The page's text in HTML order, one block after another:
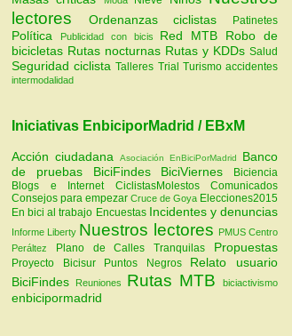
lectores
Ordenanzas ciclistas Patinetes
Política Publicidad con bicis Red MTB Robo de
bicicletas Rutas nocturnas Rutas y KDDs Salud
Seguridad ciclistaTalleres Trial Turismoaccidentes
intermodalidad
Iniciativas EnbiciporMadrid / EBxM
Acción ciudadana Asociación EnBiciPorMadrid
Banco
de pruebas
BiciFindes BiciViernes
Biciencia
Blogs e Internet
CiclistasMolestos
Comunicados
Consejos para empezar Cruce de Goya Elecciones2015
En bici al trabajo Encuestas Incidentes y denuncias
Informe Liberty Nuestros lectores
PMUS Centro
Peráltez
Plano de Calles Tranquilas Propuestas
Proyecto Bicisur Puntos Negros
Relato usuario
BiciFindes
Reuniones Rutas MTB biciactivismo
enbicipormadrid